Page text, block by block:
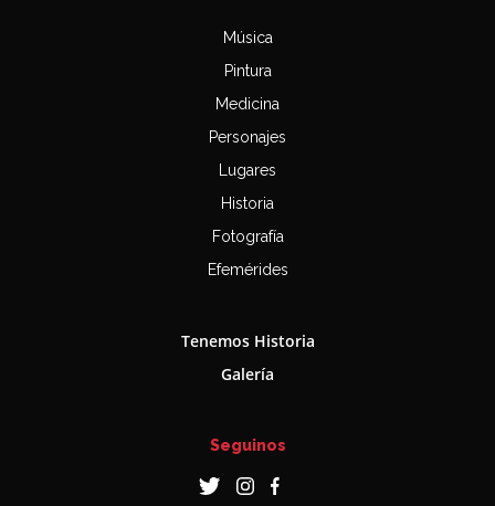
Música
Pintura
Medicina
Personajes
Lugares
Historia
Fotografía
Efemérides
Tenemos Historia
Galería
Seguinos